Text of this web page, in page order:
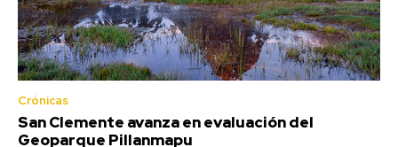
Crónicas
San Clemente avanza en evaluación del
Geoparque Pillanmapu